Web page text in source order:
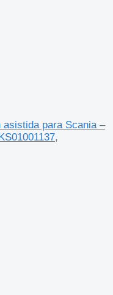
para Scania –